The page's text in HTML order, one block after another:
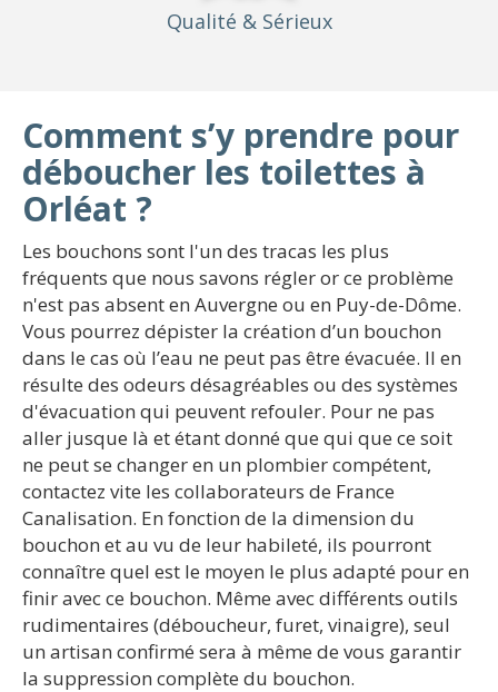
Qualité & Sérieux
Comment s’y prendre pour
déboucher les toilettes à
Orléat ?
Les bouchons sont l'un des tracas les plus
fréquents que nous savons régler or ce problème
n'est pas absent en Auvergne ou en Puy-de-Dôme.
Vous pourrez dépister la création d’un bouchon
dans le cas où l’eau ne peut pas être évacuée. Il en
résulte des odeurs désagréables ou des systèmes
d'évacuation qui peuvent refouler. Pour ne pas
aller jusque là et étant donné que qui que ce soit
ne peut se changer en un plombier compétent,
contactez vite les collaborateurs de France
Canalisation. En fonction de la dimension du
bouchon et au vu de leur habileté, ils pourront
connaître quel est le moyen le plus adapté pour en
finir avec ce bouchon. Même avec différents outils
rudimentaires (déboucheur, furet, vinaigre), seul
un artisan confirmé sera à même de vous garantir
la suppression complète du bouchon.